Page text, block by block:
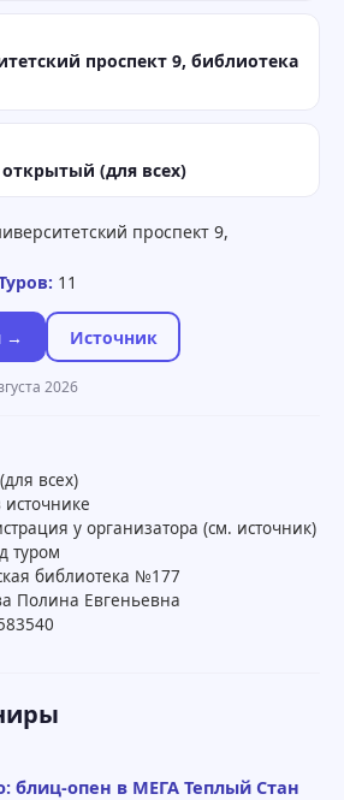
проспект 9, библиотека
открытый (для всех)
проспект 9,
11
→ Источник
2026
всех)
у организатора (см. источник)
туром
библиотека №177
Полина Евгеньевна
блиц-опен в МЕГА Теплый Стан